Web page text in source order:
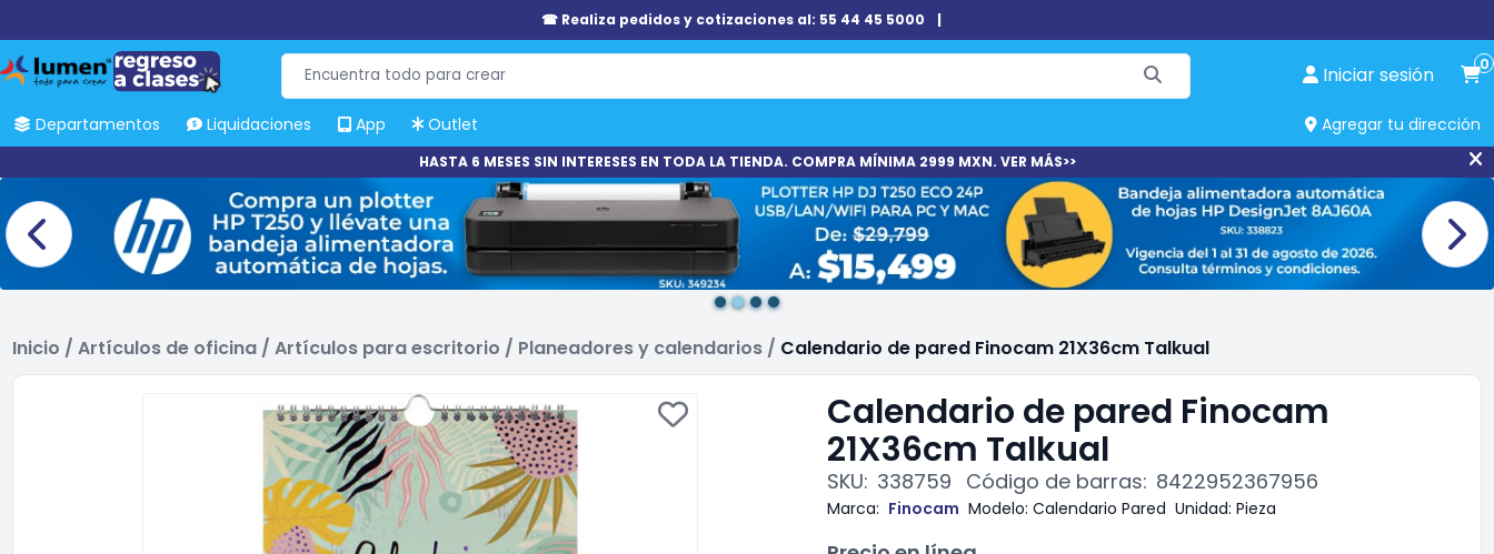
☎ Realiza pedidos y cotizaciones al: 55 44 45 5000 |
Iniciar sesión 0
Departamentos Liquidaciones App Outlet Agregar tu dirección
HASTA 6 MESES SIN INTERESES EN TODA LA TIENDA. COMPRA MÍNIMA 2999 MXN. VER MÁS>>
Inicio / Artículos de oficina / Artículos para escritorio / Planeadores y calendarios / Calendario de pared Finocam 21X36cm Talkual
Calendario de pared Finocam
21X36cm Talkual
SKU: 338759 Código de barras: 8422952367956
Marca: Finocam Modelo: Calendario Pared Unidad: Pieza